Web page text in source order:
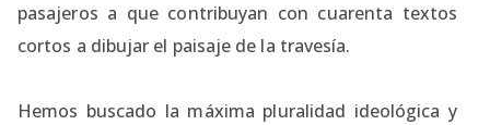
pasajeros a que contribuyan con cuarenta textos
cortos a dibujar el paisaje de la travesía.
Hemos buscado la máxima pluralidad ideológica y